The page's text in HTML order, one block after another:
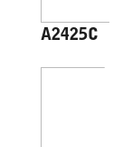
A2425C